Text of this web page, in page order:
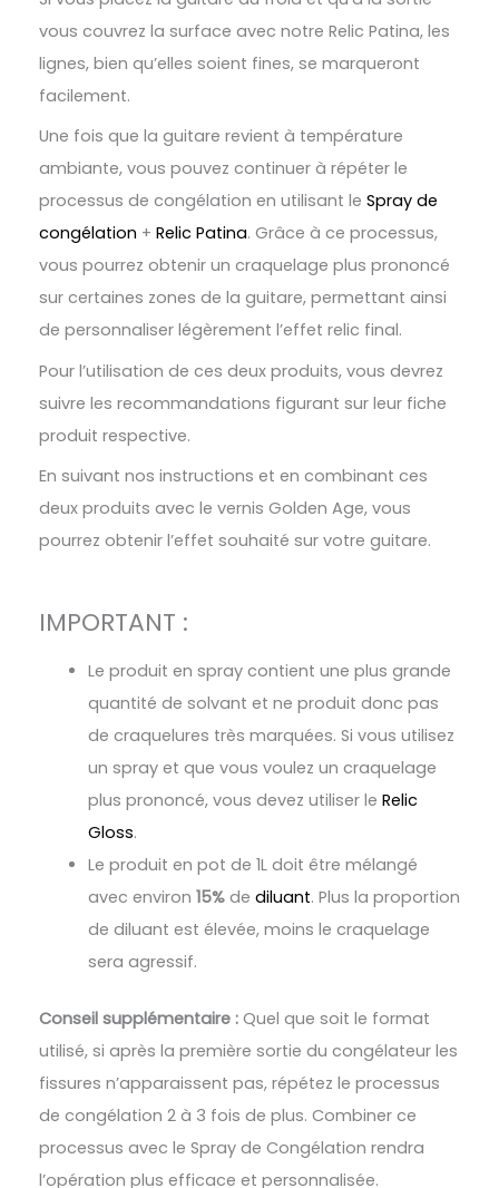
vous couvrez la surface avec notre Relic Patina, les
lignes, bien qu’elles soient fines, se marqueront
facilement.
Une fois que la guitare revient à température
ambiante, vous pouvez continuer à répéter le
processus de congélation en utilisant le Spray de
congélation + Relic Patina. Grâce à ce processus,
vous pourrez obtenir un craquelage plus prononcé
sur certaines zones de la guitare, permettant ainsi
de personnaliser légèrement l’effet relic final.
Pour l’utilisation de ces deux produits, vous devrez
suivre les recommandations figurant sur leur fiche
produit respective.
En suivant nos instructions et en combinant ces
deux produits avec le vernis Golden Age, vous
pourrez obtenir l’effet souhaité sur votre guitare.
IMPORTANT :
Le produit en spray contient une plus grande
quantité de solvant et ne produit donc pas
de craquelures très marquées. Si vous utilisez
un spray et que vous voulez un craquelage
plus prononcé, vous devez utiliser le Relic
Gloss.
Le produit en pot de 1L doit être mélangé
avec environ 15%de diluant. Plus la proportion
de diluant est élevée, moins le craquelage
sera agressif.
Conseil supplémentaire : Quel que soit le format
utilisé, si après la première sortie du congélateur les
fissures n’apparaissent pas, répétez le processus
de congélation 2 à 3 fois de plus. Combiner ce
processus avec le Spray de Congélation rendra
l’opération plus efficace et personnalisée.